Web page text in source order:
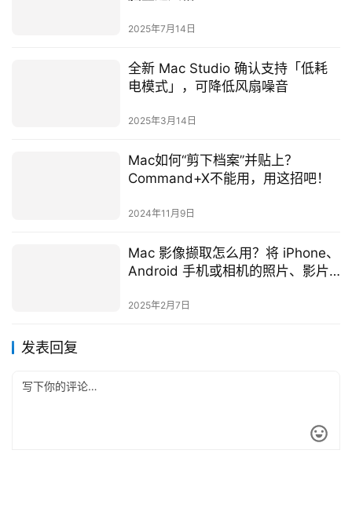
2025年7月14日
全新 Mac Studio 确认支持「低耗
电模式」，可降低风扇噪音
2025年3月14日
Mac如何“剪下档案”并贴上？
Command+X不能用，用这招吧！
2024年11月9日
Mac 影像撷取怎么用？将 iPhone、
Android 手机或相机的照片、影片
2025年2月7日
发表回复